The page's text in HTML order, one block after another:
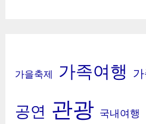
가을축제 가족여행
공연 관광 국내여행